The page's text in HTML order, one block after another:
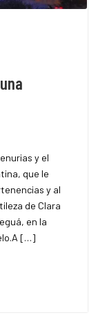
y el
que le
y al
de Clara
en la
[…]